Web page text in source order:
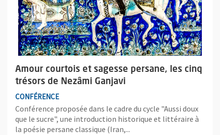
Amour courtois et sagesse persane, les cinq
trésors de Nezâmi Ganjavi
CONFÉRENCE
Conférence proposée dans le cadre du cycle "Aussi doux
que le sucre", une introduction historique et littéraire à
la poésie persane classique (Iran,...